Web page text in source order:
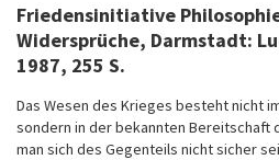
Friedensinitiative
Widersprüche, Darmstadt:
1987, 255 S.
Das Wesen des Krieges besteht nicht
sondern in der bekannten Bereitschaft
man sich des Gegenteils nicht sicher